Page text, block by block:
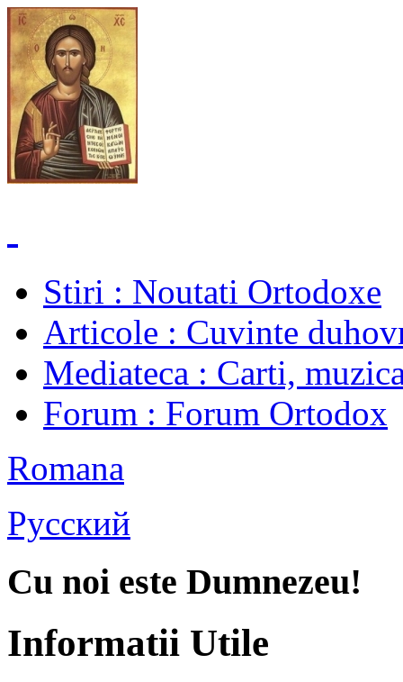
Stiri : Noutati Ortodoxe
Articole : Cuvinte
Mediateca : Carti,
Forum : Forum Ortodox
Romana
Русский
Cu noi este Dumnezeu!
Informatii Utile